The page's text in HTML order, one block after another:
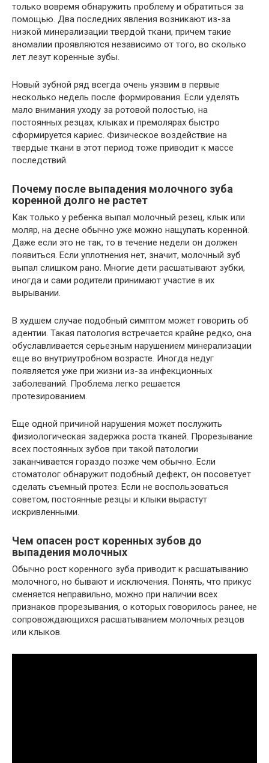
только вовремя обнаружить проблему и обратиться за
помощью. Два последних явления возникают из-за
низкой минерализации твердой ткани, причем такие
аномалии проявляются независимо от того, во сколько
лет лезут коренные зубы.
Новый зубной ряд всегда очень уязвим в первые
несколько недель после формирования. Если уделять
мало внимания уходу за ротовой полостью, на
постоянных резцах, клыках и премолярах быстро
сформируется кариес. Физическое воздействие на
твердые ткани в этот период тоже приводит к массе
последствий.
Почему после выпадения молочного зуба
коренной долго не растет
Как только у ребенка выпал молочный резец, клык или
моляр, на десне обычно уже можно нащупать коренной.
Даже если это не так, то в течение недели он должен
появиться. Если уплотнения нет, значит, молочный зуб
выпал слишком рано. Многие дети расшатывают зубки,
иногда и сами родители принимают участие в их
вырывании.
В худшем случае подобный симптом может говорить об
адентии. Такая патология встречается крайне редко, она
обуславливается серьезным нарушением минерализации
еще во внутриутробном возрасте. Иногда недуг
появляется уже при жизни из-за инфекционных
заболеваний. Проблема легко решается
протезированием.
Еще одной причиной нарушения может послужить
физиологическая задержка роста тканей. Прорезывание
всех постоянных зубов при такой патологии
заканчивается гораздо позже чем обычно. Если
стоматолог обнаружит подобный дефект, он посоветует
сделать съемный протез. Если не воспользоваться
советом, постоянные резцы и клыки вырастут
искривленными.
Чем опасен рост коренных зубов до
выпадения молочных
Обычно рост коренного зуба приводит к расшатыванию
молочного, но бывают и исключения. Понять, что прикус
сменяется неправильно, можно при наличии всех
признаков прорезывания, о которых говорилось ранее, не
сопровождающихся расшатыванием молочных резцов
или клыков.